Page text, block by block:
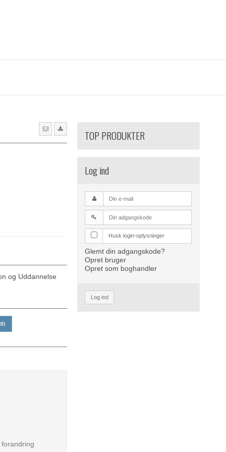
og Uddannelse
TOP PRODUKTER
Log ind
Husk login-oplysninger
Glemt din adgangskode?
Opret bruger
Opret som boghandler
Log ind